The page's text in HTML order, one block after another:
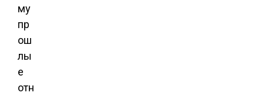
му
пр
ош
лы
е
отн